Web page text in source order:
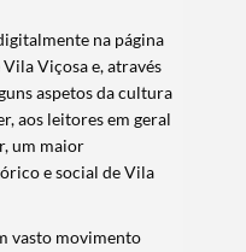
na página
Viçosa e, através
aspetos da cultura
aos leitores em geral
um maior
e social de Vila
vasto movimento